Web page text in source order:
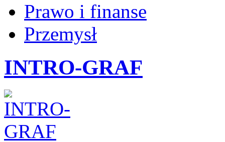
Prawo i finanse
Przemysł
INTRO-GRAF